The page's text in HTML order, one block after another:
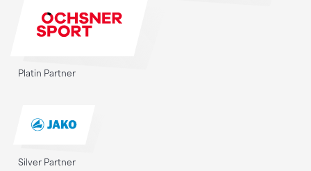
Platin Partner
Silver Partner